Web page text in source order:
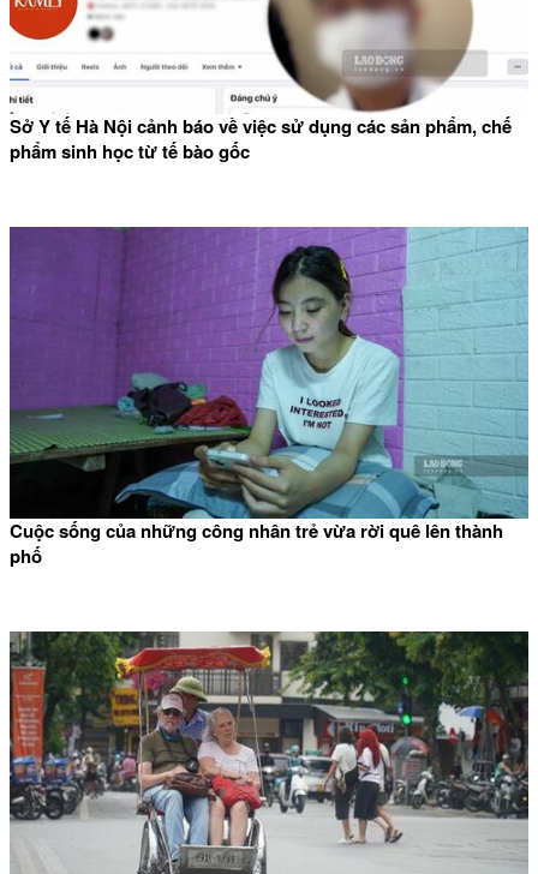
Sở Y tế Hà Nội cảnh báo về việc sử dụng các sản phẩm, chế
phẩm sinh học từ tế bào gốc
Cuộc sống của những công nhân trẻ vừa rời quê lên thành
phố